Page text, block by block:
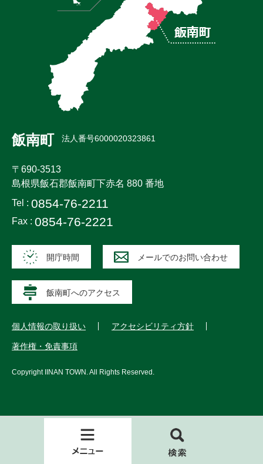
飯南町 法人番号6000020323861
〒690-3513
島根県飯石郡飯南町下赤名 880 番地
Tel : 0854-76-2211
Fax : 0854-76-2221
開庁時間 メールでのお問い合わせ
飯南町へのアクセス
個人情報の取り扱い アクセシビリティ方針
著作権・免責事項
Copyright IINAN TOWN . All Rights Reserved.